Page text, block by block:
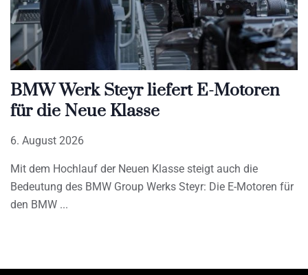
BMW Werk Steyr liefert E-Motoren
für die Neue Klasse
6. August 2026
Mit dem Hochlauf der Neuen Klasse steigt auch die
Bedeutung des BMW Group Werks Steyr: Die E-Motoren für
den BMW